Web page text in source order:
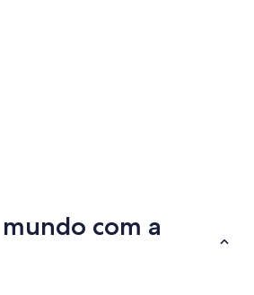
com a